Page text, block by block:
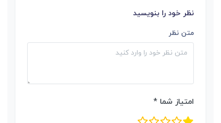
نظر خود را بنویسید
متن نظر
امتیاز شما *